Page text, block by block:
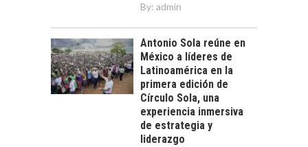
By: admin
Antonio Sola reúne en
México a líderes de
Latinoamérica en la
primera edición de
Círculo Sola, una
experiencia inmersiva
de estrategia y
liderazgo